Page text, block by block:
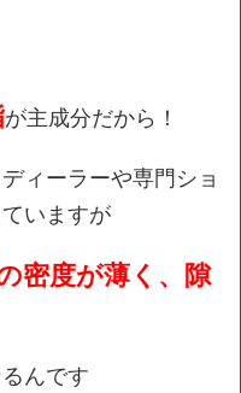
が主成分だから！
ィーラーや専門ショ
いますが
密度が薄く、隙
んです